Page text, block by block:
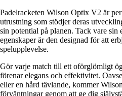
Padelracketen Wilson Optix V2 är
utrustning som stödjer deras
sin potential på planen. Tack vare sin
egenskaper är den designad för att
spelupplevelse.
Gör varje match till ett oförglömligt
förenar elegans och effektivitet.
eller en hård tävlande, kommer
förväntningar genom att ge dig